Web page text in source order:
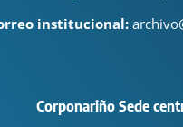
institucional:
Corponariño Sede